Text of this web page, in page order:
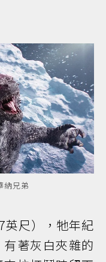
納兄弟
英尺），牠年紀
著灰白夾雜的